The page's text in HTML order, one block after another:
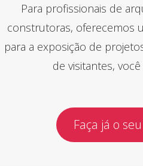
Para profissionais de
construtoras, oferecemos
para a exposição de
de visitantes,
Faça já o